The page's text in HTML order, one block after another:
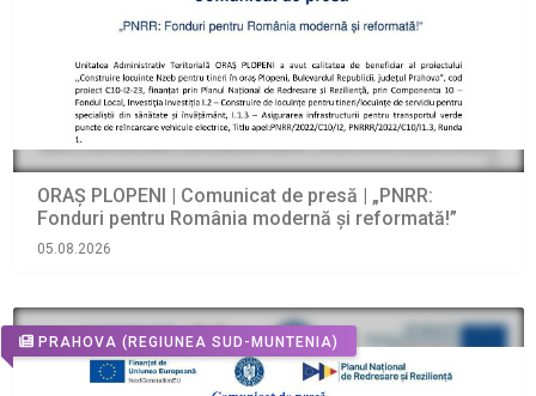
ORAŞ PLOPENI | Comunicat de presă | „PNRR:
Fonduri pentru România modernă și reformată!”
05.08.2026
PRAHOVA (REGIUNEA SUD-MUNTENIA)